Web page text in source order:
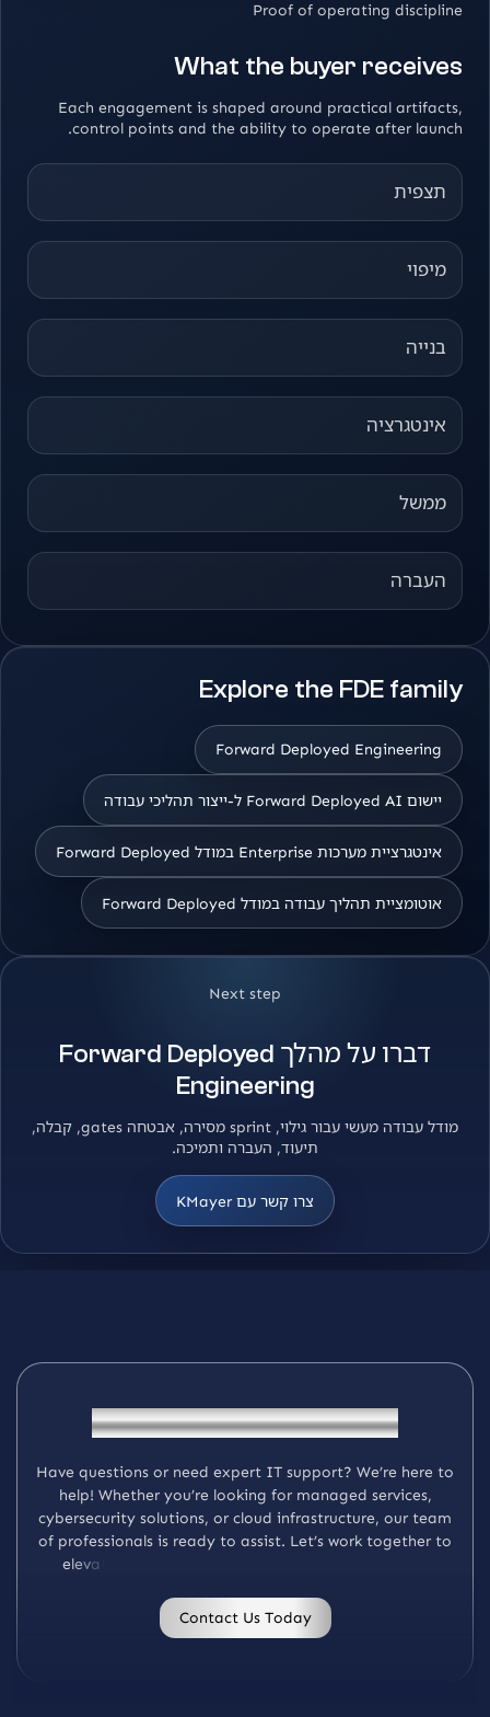
Proof of operating discipline
What the buyer receives
Each engagement is shaped around practical artifacts,
control points and the ability to operate after launch.
תצפית
מיפוי
בנייה
אינטגרציה
ממשל
העברה
Explore the FDE family
Forward Deployed Engineering
יישום Forward Deployed AI ל-ייצור תהליכי עבודה
אינטגרציית מערכות Enterprise במודל Forward Deployed
אוטומציית תהליך עבודה במודל Forward Deployed
Next step
דברו על מהלך Forward Deployed
Engineering
מודל עבודה מעשי עבור גילוי, sprint מסירה, אבטחה gates, קבלה,
תיעוד, העברה ותמיכה.
צרו קשר עם KMayer
GetInTouchWithKMayer
Have questions or need expert IT support? We’re here to
help! Whether you’re looking for managed services,
cybersecurity solutions, or cloud infrastructure, our team
of professionals is ready to assist. Let’s work together to
eleva
Contact Us Today